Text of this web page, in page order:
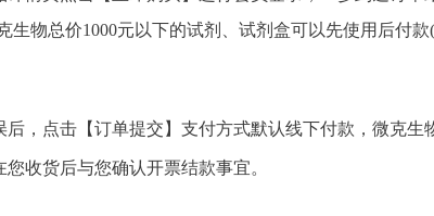
生物总价1000元以下的试剂、试剂盒可以先使用后付
后，点击【订单提交】支付方式默认线下付款，微克生
收货后与您确认开票结款事宜。